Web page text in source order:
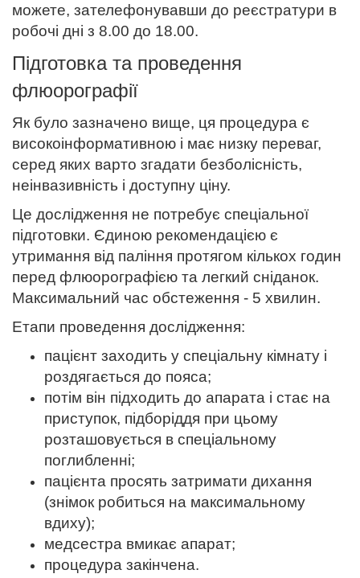
можете, зателефонувавши до реєстратури в
робочі дні з 8.00 до 18.00.
Підготовка та проведення
флюорографії
Як було зазначено вище, ця процедура є
високоінформативною і має низку переваг,
серед яких варто згадати безболісність,
неінвазивність і доступну ціну.
Це дослідження не потребує спеціальної
підготовки. Єдиною рекомендацією є
утримання від паління протягом кількох годин
перед флюорографією та легкий сніданок.
Максимальний час обстеження - 5 хвилин.
Етапи проведення дослідження:
пацієнт заходить у спеціальну кімнату і
роздягається до пояса;
потім він підходить до апарата і стає на
приступок, підборіддя при цьому
розташовується в спеціальному
поглибленні;
пацієнта просять затримати дихання
(знімок робиться на максимальному
вдиху);
медсестра вмикає апарат;
процедура закінчена.